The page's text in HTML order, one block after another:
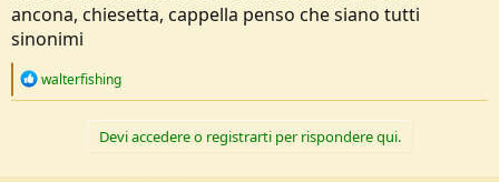
ancona, chiesetta, cappella penso che siano tutti
sinonimi
R
walterfishing
Devi accedere o registrarti per rispondere qui.